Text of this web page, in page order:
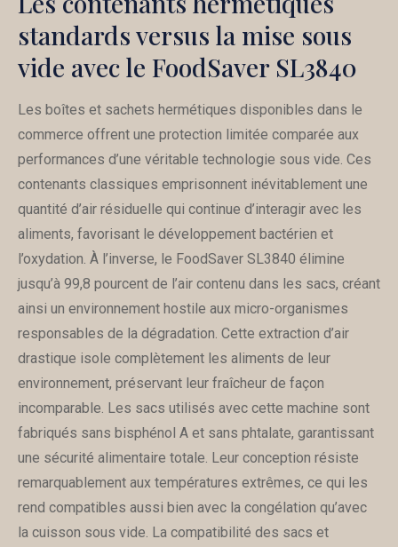
standards versus la mise sous
vide avec le FoodSaver SL3840
Les boîtes et sachets hermétiques disponibles dans le
commerce offrent une protection limitée comparée aux
performances d’une véritable technologie sous vide. Ces
contenants classiques emprisonnent inévitablement une
quantité d’air résiduelle qui continue d’interagir avec les
aliments, favorisant le développement bactérien et
l’oxydation. À l’inverse, le FoodSaver SL3840 élimine
jusqu’à 99,8 pourcent de l’air contenu dans les sacs, créant
ainsi un environnement hostile aux micro-organismes
responsables de la dégradation. Cette extraction d’air
drastique isole complètement les aliments de leur
environnement, préservant leur fraîcheur de façon
incomparable. Les sacs utilisés avec cette machine sont
fabriqués sans bisphénol A et sans phtalate, garantissant
une sécurité alimentaire totale. Leur conception résiste
remarquablement aux températures extrêmes, ce qui les
rend compatibles aussi bien avec la congélation qu’avec
la cuisson sous vide. La compatibilité des sacs et